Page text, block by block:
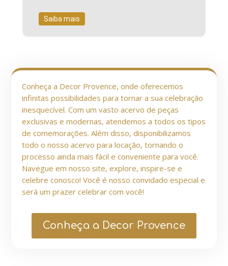
Saiba mais
Conheça a Decor Provence, onde oferecemos
infinitas possibilidades para tornar a sua celebração
inesquecível. Com um vasto acervo de peças
exclusivas e modernas, atendemos a todos os tipos
de comemorações. Além disso, disponibilizamos
todo o nosso acervo para locação, tornando o
processo ainda mais fácil e conveniente para você.
Navegue em nosso site, explore, inspire-se e
celebre conosco! Você é nosso convidado especial e
será um prazer celebrar com você!
Conheça a Decor Provence